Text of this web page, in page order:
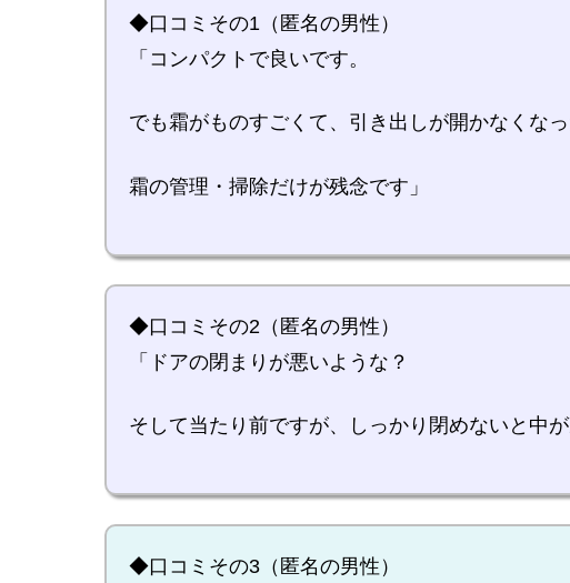
◆口コミその1（匿名の男性）
「コンパクトで良いです。
でも霜がものすごくて、引き出しが開かなくなっ
霜の管理・掃除だけが残念です」
◆口コミその2（匿名の男性）
「ドアの閉まりが悪いような？
そして当たり前ですが、しっかり閉めないと中が
◆口コミその3（匿名の男性）